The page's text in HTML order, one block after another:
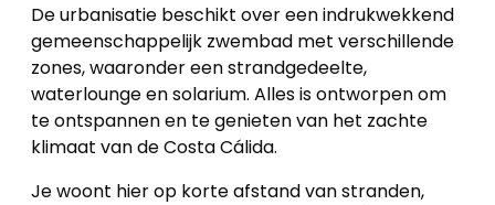
De urbanisatie beschikt over een indrukwekkend
gemeenschappelijk zwembad met verschillende
zones, waaronder een strandgedeelte,
waterlounge en solarium. Alles is ontworpen om
te ontspannen en te genieten van het zachte
klimaat van de Costa Cálida.
Je woont hier op korte afstand van stranden,